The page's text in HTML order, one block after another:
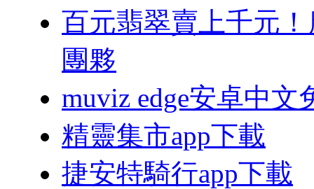
百元翡翠賣上千元
團夥
muviz edge安卓中文
精靈集市app下載
捷安特騎行app下載